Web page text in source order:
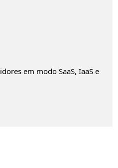
em modo SaaS, IaaS e